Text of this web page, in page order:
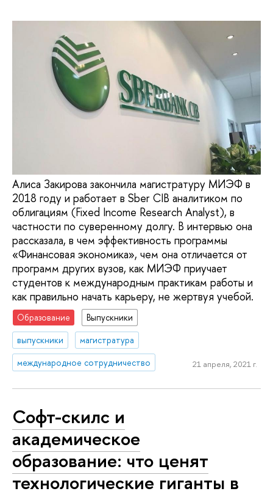
Алиса Закирова закончила магистратуру МИЭФ в
2018 году и работает в Sber CIB аналитиком по
облигациям (Fixed Income Research Analyst), в
частности по суверенному долгу. В интервью она
рассказала, в чем эффективность программы
«Финансовая экономика», чем она отличается от
программ других вузов, как МИЭФ приучает
студентов к международным практикам работы и
как правильно начать карьеру, не жертвуя учебой.
Образование
Выпускники
выпускники
магистратура
международное сотрудничество
21 апреля, 2021 г.
Софт-скилс и
академическое
образование: что ценят
технологические гиганты в